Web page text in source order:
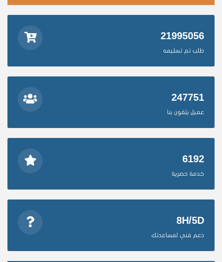
21995056
طلب تم تسليمه
247751
عميل يثقون بنا
6192
خدمة حصرية
8H/5D
دعم فني لمساعدتك